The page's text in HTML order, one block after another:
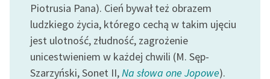
Regulamin biblioteki
Dane fundacji i
sprawozdania finansowe
Regulamin darowizn
Piotrusia Pana). Cień bywał też obrazem
ludzkiego życia, którego cechą w takim ujęciu
jest ulotność, złudność, zagrożenie
unicestwieniem w każdej chwili (M. Sęp-
Szarzyński, Sonet II,Na słowa one Jopowe).